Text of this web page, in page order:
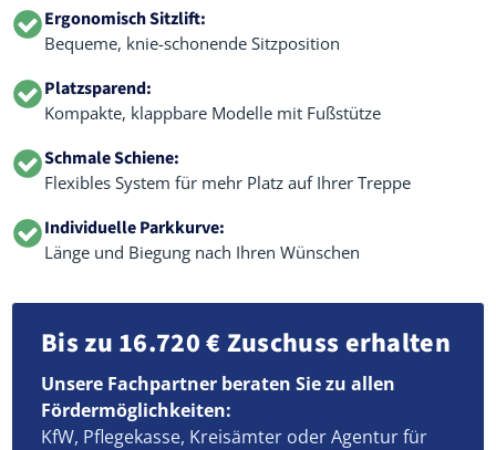
Ergonomisch Sitzlift:
Bequeme, knie-schonende Sitzposition
Platzsparend:
Kompakte, klappbare Modelle mit Fußstütze
Schmale Schiene:
Flexibles System für mehr Platz auf Ihrer Treppe
Individuelle Parkkurve:
Länge und Biegung nach Ihren Wünschen
Bis zu 16.720 € Zuschuss erhalten
Unsere Fachpartner beraten Sie zu allen
Fördermöglichkeiten:
KfW, Pflegekasse, Kreisämter oder Agentur für